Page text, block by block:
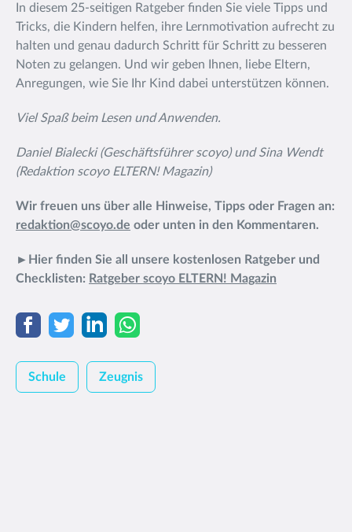
In diesem 25-seitigen Ratgeber finden Sie viele Tipps und
Tricks, die Kindern helfen, ihre Lernmotivation aufrecht zu
halten und genau dadurch Schritt für Schritt zu besseren
Noten zu gelangen. Und wir geben Ihnen, liebe Eltern,
Anregungen, wie Sie Ihr Kind dabei unterstützen können.
Viel Spaß beim Lesen und Anwenden.
Daniel Bialecki (Geschäftsführer scoyo) und Sina Wendt
(Redaktion scoyo ELTERN! Magazin)
Wir freuen uns über alle Hinweise, Tipps oder Fragen an:
redaktion@scoyo.de oder unten in den Kommentaren.
►Hier finden Sie all unsere kostenlosen Ratgeber und
Checklisten: Ratgeber scoyo ELTERN! Magazin
Schule Zeugnis